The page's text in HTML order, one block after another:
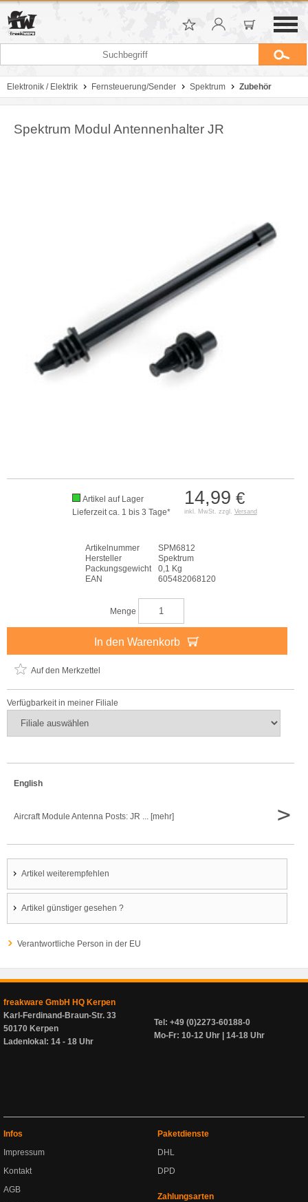
Elektronik / Elektrik Fernsteuerung/Sender Spektrum Zubehör
Spektrum Modul Antennenhalter JR
14,99 €
inkl. MwSt. zzgl. Versand
Artikel auf Lager
Lieferzeit ca. 1 bis 3 Tage*
Artikelnummer
SPM6812
Hersteller
Spektrum
Packungsgewicht
0,1 Kg
EAN
605482068120
Menge
In den Warenkorb
Auf den Merkzettel
Verfügbarkeit in meiner Filiale
English
Aircraft Module Antenna Posts: JR ... [mehr] >
Artikel weiterempfehlen
Artikel günstiger gesehen ?
Verantwortliche Person in der EU
freakware GmbH HQ Kerpen
Karl-Ferdinand-Braun-Str. 33
50170 Kerpen
Ladenlokal: 14 - 18 Uhr
Tel: +49 (0)2273-60188-0
Mo-Fr: 10-12 Uhr | 14-18 Uhr
Infos
Impressum
Kontakt
AGB
Paketdienste
DHL
DPD
Zahlungsarten